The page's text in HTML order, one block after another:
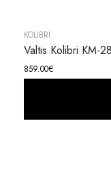
KOLIBRI
Valtis Kolibri KM-
859.00€